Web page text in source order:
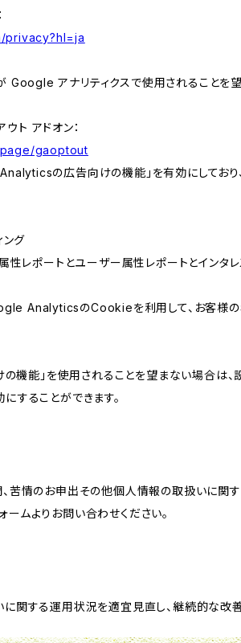
privacy?hl=ja
Google アナリティクスで使用されることを
ト アドオン：
gaoptout
Analyticsの広告向けの機能」を有効にして
グ
レポートとユーザー属性レポートとインタレ
AnalyticsのCookieを利用して、お客様
能」を使用されることを望まない場合は、
することができます。
苦情のお申出その他個人情報の取扱いに関
ムよりお問い合わせください。
関する運用状況を適宜見直し、継続的な改